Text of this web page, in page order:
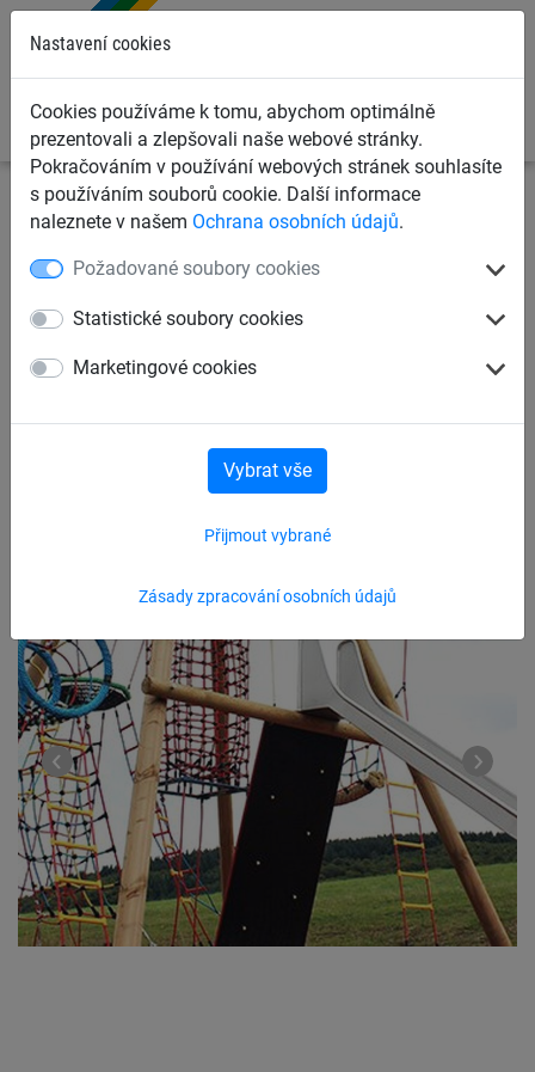
Nastavení cookies
Cookies používáme k tomu, abychom optimálně
prezentovali a zlepšovali naše webové stránky.
Pokračováním v používání webových stránek souhlasíte
s používáním souborů cookie. Další informace
naleznete v našem Ochrana osobních údajů.
Požadované soubory cookies
Statistické soubory cookies
Marketingové cookies
Zásady zpracování osobních údajů
Přijmout vybrané
Vybrat vše
Dětská lanová hřiště Lanové hrací prvky dle věku
Věž s Ptačími hnízdy „Černý
les“